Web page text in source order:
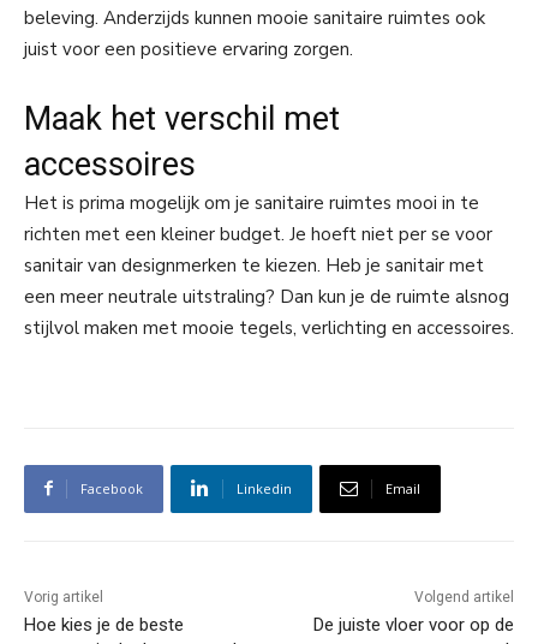
beleving. Anderzijds kunnen mooie sanitaire ruimtes ook
juist voor een positieve ervaring zorgen.
Maak het verschil met
accessoires
Het is prima mogelijk om je sanitaire ruimtes mooi in te
richten met een kleiner budget. Je hoeft niet per se voor
sanitair van designmerken te kiezen. Heb je sanitair met
een meer neutrale uitstraling? Dan kun je de ruimte alsnog
stijlvol maken met mooie tegels, verlichting en accessoires.
Facebook Linkedin Email
Vorig artikel
Hoe kies je de beste
Volgend artikel
De juiste vloer voor op de